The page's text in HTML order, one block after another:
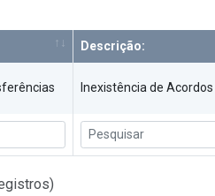
Descrição:
Inexistência de